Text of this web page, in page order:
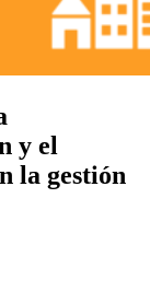
y el
la gestión